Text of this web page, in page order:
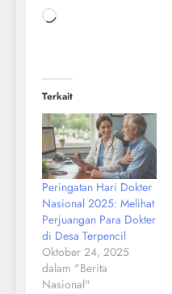
Terkait
Peringatan Hari Dokter
Nasional 2025: Melihat
Perjuangan Para Dokter
di Desa Terpencil
Oktober 24, 2025
dalam "Berita
Nasional"